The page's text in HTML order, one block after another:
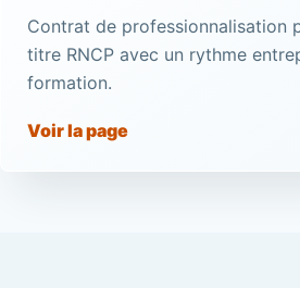
Contrat de professionnalisation
titre RNCP avec un rythme
formation.
Voir la page